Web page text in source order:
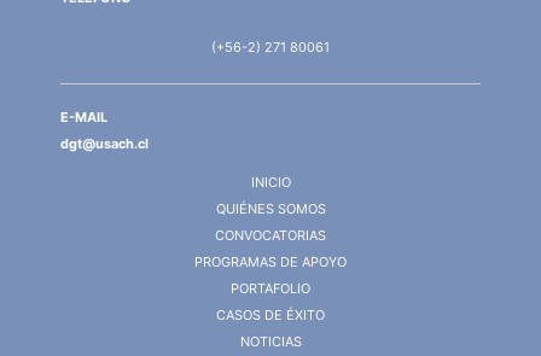
(+56-2) 271 80061
E-MAIL
dgt@usach.cl
INICIO
QUIÉNES SOMOS
CONVOCATORIAS
PROGRAMAS DE APOYO
PORTAFOLIO
CASOS DE ÉXITO
NOTICIAS